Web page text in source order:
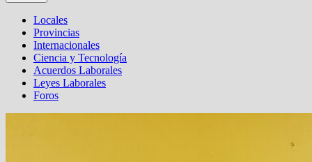
Locales
Provincias
Internacionales
Ciencia y Tecnología
Acuerdos Laborales
Leyes Laborales
Foros